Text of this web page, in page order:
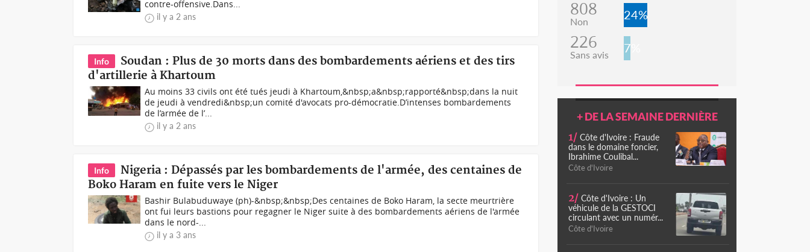
contre-offensive.Dans...
il y a 2 ans
Info
Soudan : Plus de 30 morts dans des bombardements aériens et des tirs
d'artillerie à Khartoum
Au moins 33 civils ont été tués jeudi à Khartoum,&nbsp;a&nbsp;rapporté&nbsp;dans la nuit
de jeudi à vendredi&nbsp;un comité d'avocats pro-démocratie.D’intenses bombardements
de l’armée de l’...
il y a 2 ans
Info
Nigeria : Dépassés par les bombardements de l'armée, des centaines de
Boko Haram en fuite vers le Niger
Bashir Bulabuduwaye (ph)-&nbsp;&nbsp;Des centaines de Boko Haram, la secte meurtrière
ont fui leurs bastions pour regagner le Niger suite à des bombardements aériens de l'armée
dans le nord-...
il y a 3 ans
808
Non 24%
226
Sans avis 7%
+ DE LA SEMAINE DERNIÈRE
1/ Côte d'Ivoire : Fraude
dans le domaine foncier,
Ibrahime Coulibal...
Côte d'Ivoire
2/ Côte d'Ivoire : Un
véhicule de la GESTOCI
circulant avec un numér...
Côte d'Ivoire